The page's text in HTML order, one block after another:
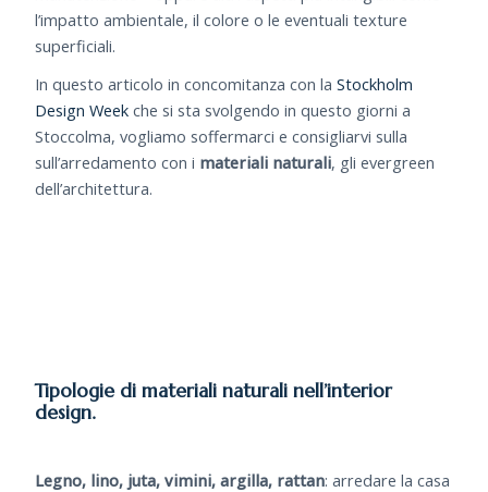
l’impatto ambientale, il colore o le eventuali texture
superficiali.
In questo articolo in concomitanza con laStockholm
Design Week che si sta svolgendo in questo giorni a
Stoccolma, vogliamo soffermarci e consigliarvi sulla
sull’arredamento con i materiali naturali, gli evergreen
dell’architettura.
Tipologie di materiali naturali nell’interior
design.
Legno, lino, juta, vimini, argilla, rattan: arredare la casa